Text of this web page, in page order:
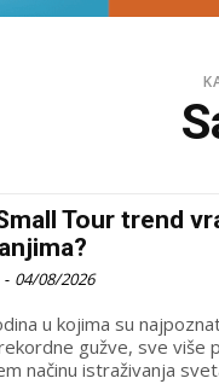
Tour trend
- 04/08/2026
u kojima su
gužve, sve više
načinu istraživanja